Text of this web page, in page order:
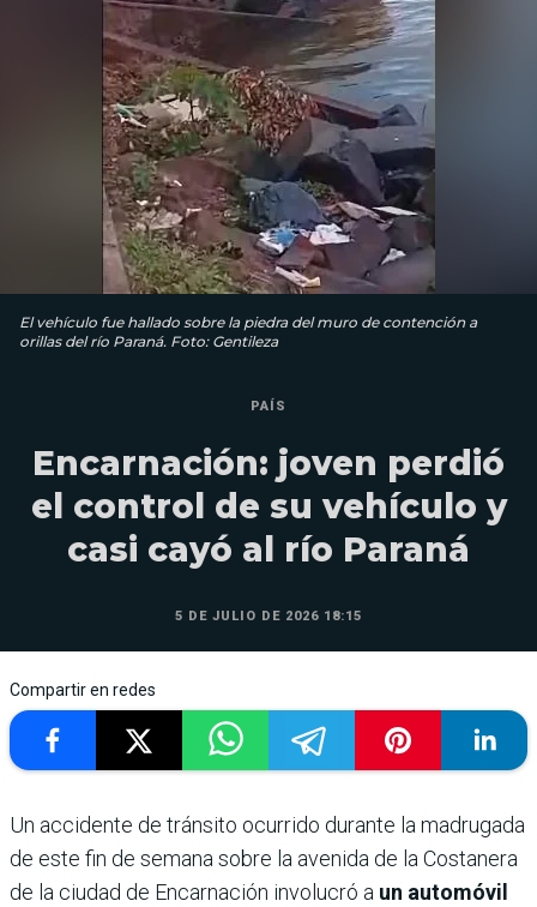
El vehículo fue hallado sobre la piedra del muro de contención a
orillas del río Paraná. Foto: Gentileza
PAÍS
Encarnación: joven perdió
el control de su vehículo y
casi cayó al río Paraná
5 DE JULIO DE 2026 18:15
Compartir en redes
Un accidente de tránsito ocurrido durante la madrugada
de este fin de semana sobre la avenida de la Costanera
de la ciudad de Encarnación involucró a un automóvil